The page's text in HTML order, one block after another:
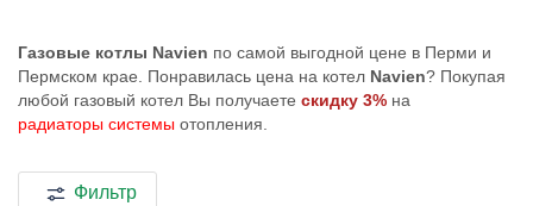
Газовые котлы Navien по самой выгодной цене в Перми и
Пермском крае. Понравилась цена на котел Navien? Покупая
любой газовый котел Вы получаете скидку 3% на
радиаторы системы отопления.
Фильтр